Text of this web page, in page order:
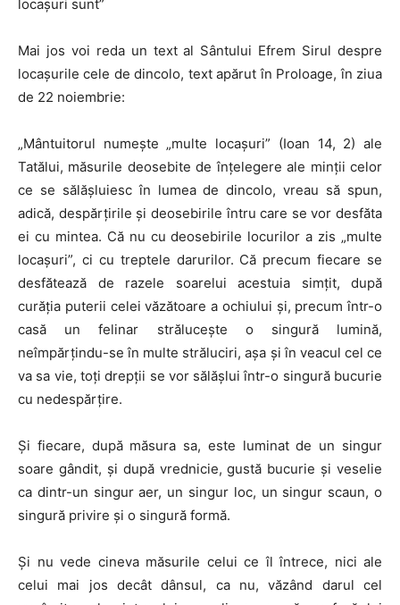
locaşuri sunt”
Mai jos voi reda un text al Sântului Efrem Sirul despre
locașurile cele de dincolo, text apărut în Proloage, în ziua
de 22 noiembrie:
„Mântuitorul numește „multe locașuri” (Ioan 14, 2) ale
Tatălui, măsurile deosebite de înțelegere ale minții celor
ce se sălășluiesc în lumea de dincolo, vreau să spun,
adică, despărțirile și deosebirile întru care se vor desfăta
ei cu mintea. Că nu cu deosebirile locurilor a zis „multe
locașuri”, ci cu treptele darurilor. Că precum fiecare se
desfătează de razele soarelui acestuia simțit, după
curăția puterii celei văzătoare a ochiului și, precum într-o
casă un felinar strălucește o singură lumină,
neîmpărțindu-se în multe străluciri, așa și în veacul cel ce
va sa vie, toți drepții se vor sălășlui într-o singură bucurie
cu nedespărțire.
Și fiecare, după măsura sa, este luminat de un singur
soare gândit, și după vrednicie, gustă bucurie și veselie
ca dintr-un singur aer, un singur loc, un singur scaun, o
singură privire și o singură formă.
Și nu vede cineva măsurile celui ce îl întrece, nici ale
celui mai jos decât dânsul, ca nu, văzând darul cel